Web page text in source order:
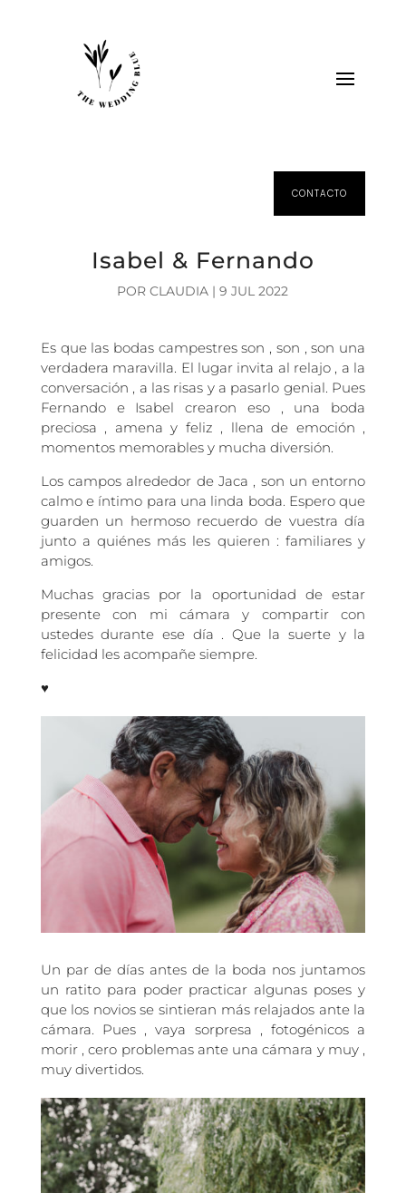
CONTACTO
Isabel & Fernando
PORCLAUDIA |9 JUL 2022
Es que las bodas campestres son , son , son una
verdadera maravilla. El lugar invita al relajo , a la
conversación , a las risas y a pasarlo genial. Pues
Fernando e Isabel crearon eso , una boda
preciosa , amena y feliz , llena de emoción ,
momentos memorables y mucha diversión.
Los campos alrededor de Jaca , son un entorno
calmo e íntimo para una linda boda. Espero que
guarden un hermoso recuerdo de vuestra día
junto a quiénes más les quieren : familiares y
amigos.
Muchas gracias por la oportunidad de estar
presente con mi cámara y compartir con
ustedes durante ese día . Que la suerte y la
felicidad les acompañe siempre.
♥️
Un par de días antes de la boda nos juntamos
un ratito para poder practicar algunas poses y
que los novios se sintieran más relajados ante la
cámara. Pues , vaya sorpresa , fotogénicos a
morir , cero problemas ante una cámara y muy ,
muy divertidos.